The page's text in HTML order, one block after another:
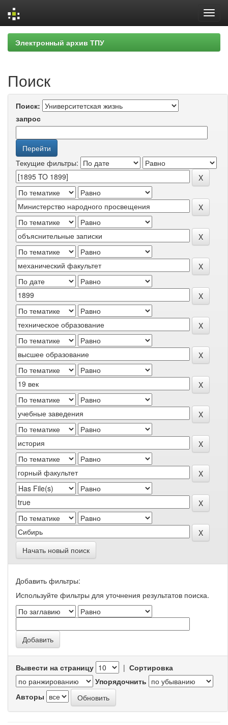
Skip
navigation
Электронный архив ТПУ
Поиск
Поиск:
запрос
Текущие фильтры:
Начать новый поиск
Добавить фильтры:
Используйте фильтры для уточнения результатов поиска.
Вывести на страницу | Сортировка
Упорядочнить
Авторы